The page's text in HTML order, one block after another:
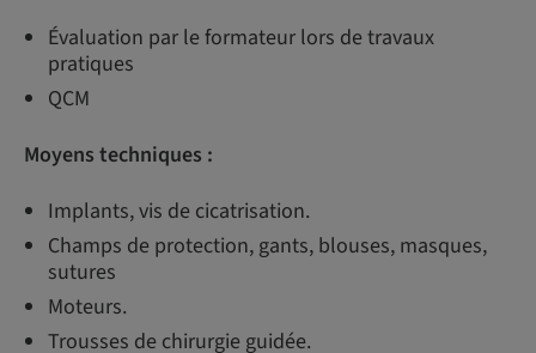
Évaluation par le formateur lors de travaux
pratiques
QCM
Moyens techniques :
Implants, vis de cicatrisation.
Champs de protection, gants, blouses, masques,
sutures
Moteurs.
Trousses de chirurgie guidée.